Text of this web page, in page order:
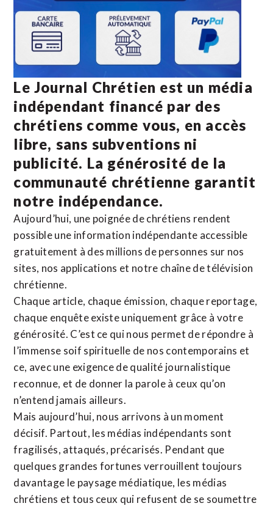
Le Journal Chrétien est un média
indépendant financé par des
chrétiens comme vous, en accès
libre, sans subventions ni
publicité. La générosité de la
communauté chrétienne garantit
notre indépendance.
Aujourd’hui, une poignée de chrétiens rendent
possible une information indépendante accessible
gratuitement à des millions de personnes sur nos
sites, nos applications et notre chaîne de télévision
chrétienne.
Chaque article, chaque émission, chaque reportage,
chaque enquête existe uniquement grâce à votre
générosité. C’est ce qui nous permet de répondre à
l’immense soif spirituelle de nos contemporains et
ce, avec une exigence de qualité journalistique
reconnue, et de donner la parole à ceux qu’on
n’entend jamais ailleurs.
Mais aujourd’hui, nous arrivons à un moment
décisif. Partout, les médias indépendants sont
fragilisés, attaqués, précarisés. Pendant que
quelques grandes fortunes verrouillent toujours
davantage le paysage médiatique, les médias
chrétiens et tous ceux qui refusent de se soumettre